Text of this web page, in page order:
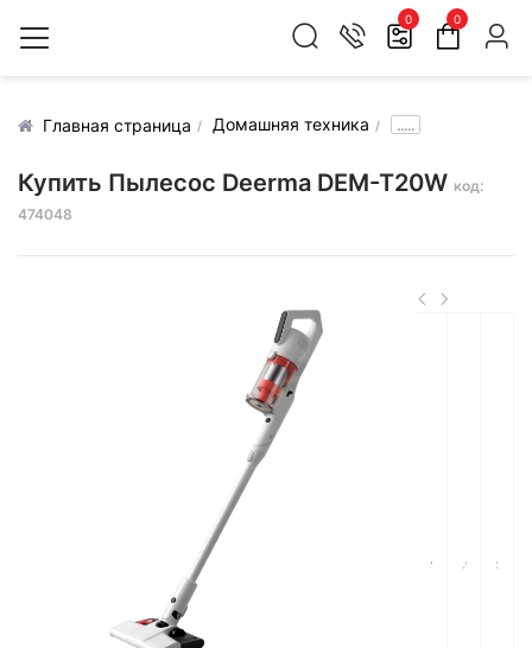
0 0
Главная страница Домашняя техника .....
Купить Пылесос Deerma DEM-T20W код:
474048